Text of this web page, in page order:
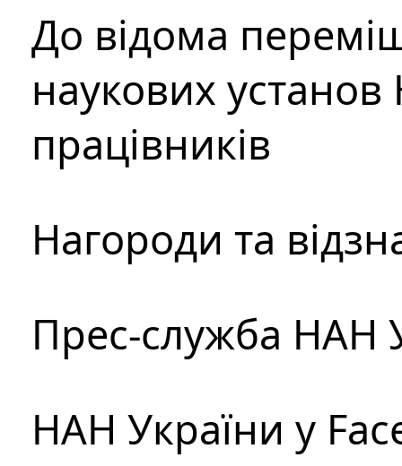
До відома
наукових установ
працівників
Нагороди та
Прес-служба НАН
НАН України у